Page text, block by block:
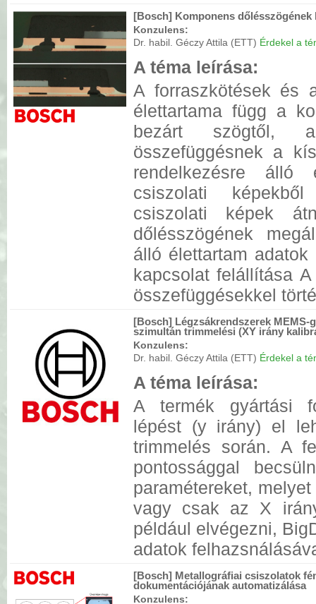
[Bosch] Komponens dőlésszögének
Konzulens:
Dr. habil. Géczy Attila (ETT) Érdekel a
A téma leírása:
A forraszkötések és
élettartama függ a
bezárt szögtől,
összefüggésnek a
rendelkezésre álló
csiszolati
csiszolati képek
dőlésszögének
álló élettartam
kapcsolat felállítása
összefüggésekkel
[Bosch] Légzsákrendszerek MEMS-
szimultán trimmelési (XY irány
Konzulens:
Dr. habil. Géczy Attila (ETT) Érdekel a
A téma leírása:
A termék gyártási
lépést (y irány) el
trimmelés során. A
pontossággal
paramétereket,
vagy csak az X
például elvégezni,
adatok
[Bosch] Metallográfiai csiszolatok
dokumentációjának automatizálása
Konzulens: